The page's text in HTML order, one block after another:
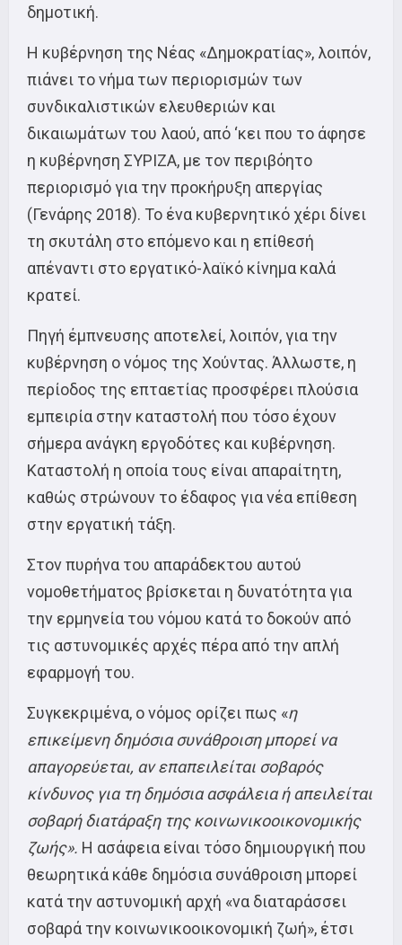
δημοτική.
Η κυβέρνηση της Νέας «Δημοκρατίας», λοιπόν,
πιάνει το νήμα των περιορισμών των
συνδικαλιστικών ελευθεριών και
δικαιωμάτων του λαού, από ‘κει που το άφησε
η κυβέρνηση ΣΥΡΙΖΑ, με τον περιβόητο
περιορισμό για την προκήρυξη απεργίας
(Γενάρης 2018). Το ένα κυβερνητικό χέρι δίνει
τη σκυτάλη στο επόμενο και η επίθεσή
απέναντι στο εργατικό-λαϊκό κίνημα καλά
κρατεί.
Πηγή έμπνευσης αποτελεί, λοιπόν, για την
κυβέρνηση ο νόμος της Χούντας. Άλλωστε, η
περίοδος της επταετίας προσφέρει πλούσια
εμπειρία στην καταστολή που τόσο έχουν
σήμερα ανάγκη εργοδότες και κυβέρνηση.
Καταστολή η οποία τους είναι απαραίτητη,
καθώς στρώνουν το έδαφος για νέα επίθεση
στην εργατική τάξη.
Στον πυρήνα του απαράδεκτου αυτού
νομοθετήματος βρίσκεται η δυνατότητα για
την ερμηνεία του νόμου κατά το δοκούν από
τις αστυνομικές αρχές πέρα από την απλή
εφαρμογή του.
Συγκεκριμένα, ο νόμος ορίζει πως «η
επικείμενη δημόσια συνάθροιση μπορεί να
απαγορεύεται, αν επαπειλείται σοβαρός
κίνδυνος για τη δημόσια ασφάλεια ή απειλείται
σοβαρή διατάραξη της κοινωνικοοικονομικής
ζωής». Η ασάφεια είναι τόσο δημιουργική που
θεωρητικά κάθε δημόσια συνάθροιση μπορεί
κατά την αστυνομική αρχή «να διαταράσσει
σοβαρά την κοινωνικοοικονομική ζωή», έτσι